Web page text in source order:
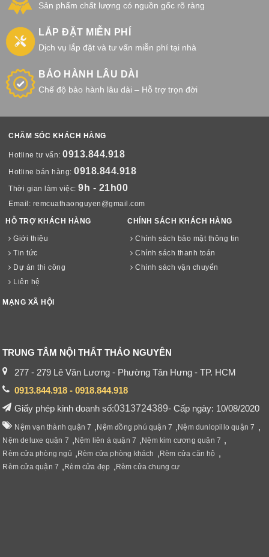
Sản phẩm chất lượng có nguồn gốc rõ ràng
LẮP ĐẶT MIỄN PHÍ
Dịch vụ lắp đặt và tư vấn miễn phí tại nhà
BẢO HÀNH LÂU DÀI
Chế độ bảo hành lâu dài – Hỗ trợ trọn đời
CHĂM SÓC KHÁCH HÀNG
Hotline tư vấn:0913.844.918
Hotline bán hàng:0918.844.918
Thời gian làm việc:9h - 21h00
Email: remcuathaonguyen@gmail.com
HỖ TRỢ KHÁCH HÀNG
Giới thiệu
Tin tức
Dự án thi công
Liên hệ
CHÍNH SÁCH KHÁCH HÀNG
Chính sách bảo mật thông tin
Chính sách thanh toán
Chính sách vận chuyển
MẠNG XÃ HỘI
TRUNG TÂM NỘI THẤT THẢO NGUYÊN
277 - 279 Lê Văn Lương - Phường Tân Hưng - TP. HCM
0913.844.918 - 0918.844.918
Giấy phép kinh doanh số:0313724389- Cấp ngày: 10/08/2020
Nệm vạn thành quận 7 , Nệm đồng phú quận 7 , Nệm dunlopillo quận 7 ,
Nệm deluxe quận 7 , Nệm liên á quận 7 , Nệm kim cương quận 7 ,
Rèm cửa phòng ngủ , Rèm cửa phòng khách , Rèm cửa căn hộ ,
Rèm cửa quận 7 , Rèm cửa đẹp , Rèm cửa chung cư